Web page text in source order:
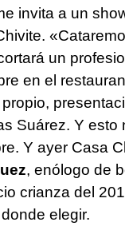
invita a un
un
en el
Suárez. Y
Y ayer Casa
, enólogo de
crianza del
elegir.